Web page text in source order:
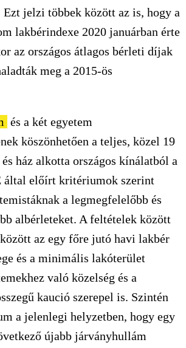
jelzi többek között az is, hogy a
lakbérindexe 2020 januárban érte
az országos átlagos bérleti díjak
meg a 2015-ös
és a két egyetem
köszönhetően a teljes, közel 19
ház alkotta országos kínálatból a
által előírt kritériumok szerint
a legmegfelelőbb és
albérleteket. A feltételek között
az egy főre jutó havi lakbér
és a minimális lakóterület
való közelség és a
kaució szerepel is. Szintén
a jelenlegi helyzetben, hogy egy
újabb járványhullám